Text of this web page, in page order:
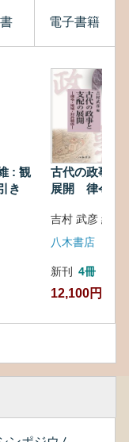
電子書籍
: 観
き
古代の政事と
展開 律令・
吉村 武彦 編集
八木書店
新刊 4冊
12,100円